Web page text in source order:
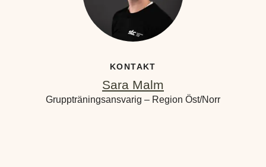
KONTAKT
Sara Malm
Gruppträningsansvarig – Region Öst/Norr